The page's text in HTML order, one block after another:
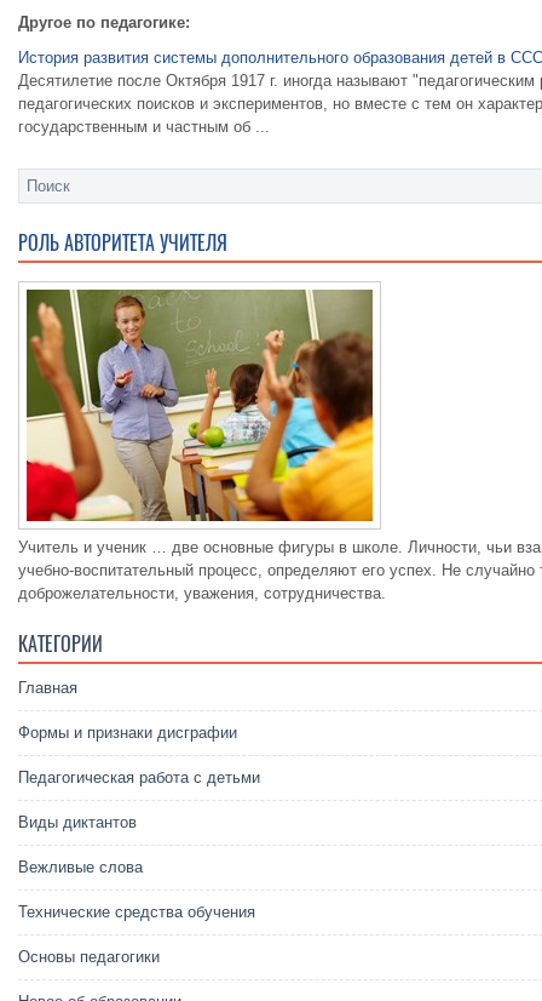
Другое по педагогике:
История развития системы дополнительного образования детей в
Десятилетие после Октября 1917 г. иногда называют
педагогических поисков и экспериментов, но вместе с тем он
государственным и частным об ...
РОЛЬ АВТОРИТЕТА УЧИТЕЛЯ
Учитель и ученик … две основные фигуры в школе. Личности, чьи
учебно-воспитательный процесс, определяют его успех. Не
доброжелательности, уважения, сотрудничества.
КАТЕГОРИИ
Главная
Формы и признаки дисграфии
Педагогическая работа с детьми
Виды диктантов
Вежливые слова
Технические средства обучения
Основы педагогики